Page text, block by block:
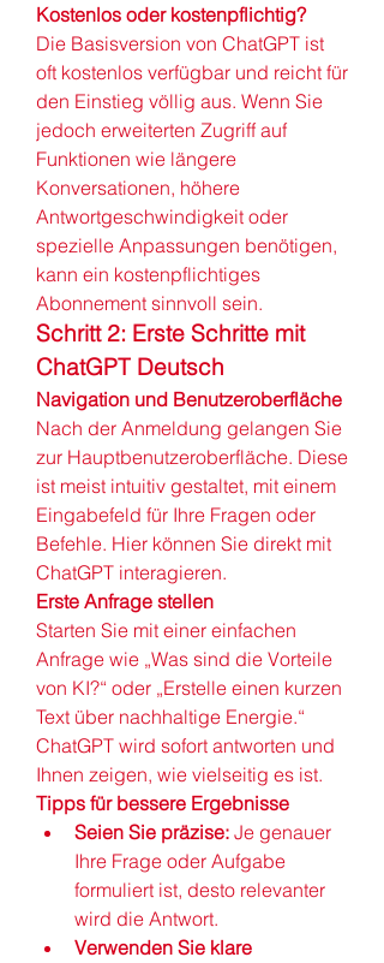
Kostenlos oder kostenpflichtig?
Die Basisversion von ChatGPT ist
oft kostenlos verfügbar und reicht für
den Einstieg völlig aus. Wenn Sie
jedoch erweiterten Zugriff auf
Funktionen wie längere
Konversationen, höhere
Antwortgeschwindigkeit oder
spezielle Anpassungen benötigen,
kann ein kostenpflichtiges
Abonnement sinnvoll sein.
Schritt 2: Erste Schritte mit
ChatGPT Deutsch
Navigation und Benutzeroberfläche
Nach der Anmeldung gelangen Sie
zur Hauptbenutzeroberfläche. Diese
ist meist intuitiv gestaltet, mit einem
Eingabefeld für Ihre Fragen oder
Befehle. Hier können Sie direkt mit
ChatGPT interagieren.
Erste Anfrage stellen
Starten Sie mit einer einfachen
Anfrage wie „Was sind die Vorteile
von KI?“ oder „Erstelle einen kurzen
Text über nachhaltige Energie.“
ChatGPT wird sofort antworten und
Ihnen zeigen, wie vielseitig es ist.
Tipps für bessere Ergebnisse
Seien Sie präzise: Je genauer
Ihre Frage oder Aufgabe
formuliert ist, desto relevanter
wird die Antwort.
Verwenden Sie klare